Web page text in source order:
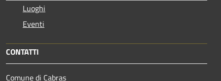
Luoghi
Eventi
CONTATTI
Comune di Cabras